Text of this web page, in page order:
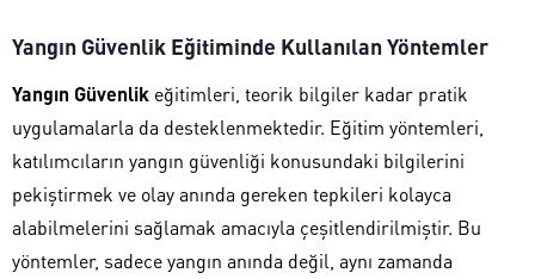
Yangın Güvenlik Eğitiminde Kullanılan Yöntemler
Yangın Güvenlik eğitimleri, teorik bilgiler kadar pratik
uygulamalarla da desteklenmektedir. Eğitim yöntemleri,
katılımcıların yangın güvenliği konusundaki bilgilerini
pekiştirmek ve olay anında gereken tepkileri kolayca
alabilmelerini sağlamak amacıyla çeşitlendirilmiştir. Bu
yöntemler, sadece yangın anında değil, aynı zamanda